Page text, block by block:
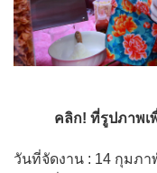
คลิก! ที่รูปภาพเ
วันที่จัดงาน : 14 กุมภา